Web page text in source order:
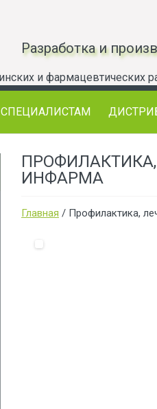
Разработка и
СПЕЦИАЛИСТАМ
ИНФАРМА
Главная / Профилактика,